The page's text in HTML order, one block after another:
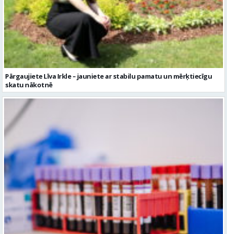
Pārgaujiete Līva Irkle – jauniete ar stabilu pamatu un mērķtiecīgu
skatu nākotnē